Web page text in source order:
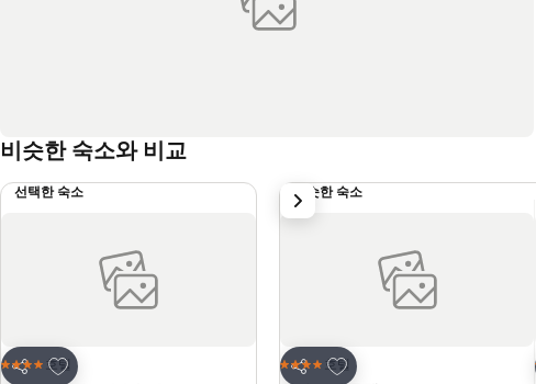
비슷한 숙소와 비교
선택한 숙소
공유
즐겨찾기에 추가
4 성급 호텔
비슷한 숙소
공유
즐겨찾기에 추가
4 성급 호텔
다음